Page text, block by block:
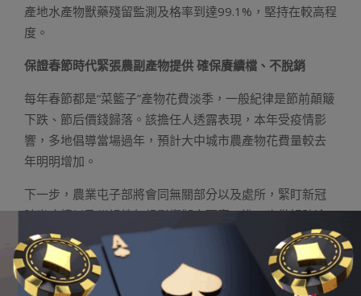
產地水產物獸藥殘留監測及格率到達99.1%，堅持在較高程
度。
保證春節時代緊張農副產物提供 確保賡續檔、不脫銷
每年春節都是“菜籃子”產物花費淡季，一般紀律是節前顛簸
下跌、節后價錢歸落。該擔任人透露表現，本年受疫情影
響，多地倡導當場過年，預計大中城市農產物花費量較去
年明明增加。
下一步，農業屯子部將會同無關部分以及處所，緊盯新冠
肺炎疫情以及災禍性氣候影響擬定預案，進一步做好防冷
防災預備，切實抓好“菜籃子”產物臨盆，強化產銷銜接，實
時疏浚運輸物流堵點，嚴厲落實“菜籃子”市長擔任制，增強
臨盆監測，親近存眷市場靜態，當令做好貯備調節，保證